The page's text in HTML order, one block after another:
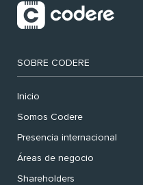
SOBRE CODERE
Inicio
Somos Codere
Presencia internacional
Áreas de negocio
Shareholders